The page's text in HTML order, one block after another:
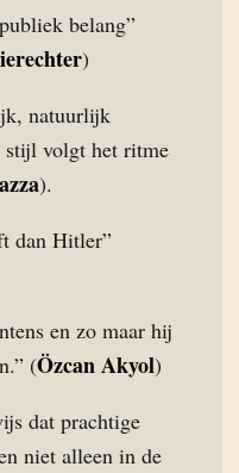
belang”
)
natuurlijk
stijl volgt het ritme
).
dan Hitler”
en zo maar hij
(Özcan Akyol)
dat prachtige
niet alleen in de